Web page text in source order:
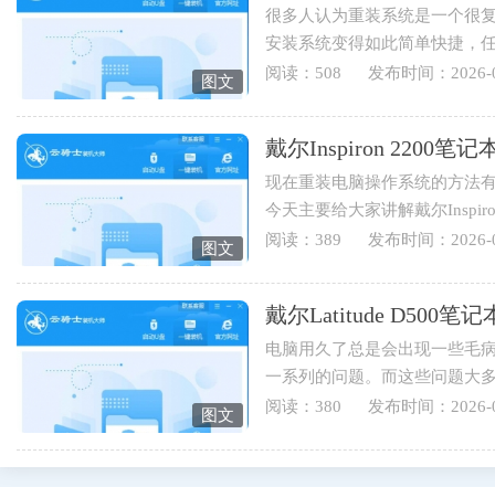
图文
很多人认为重装系统是一个很
安装系统变得如此简单快捷，
装系统，下面就为您讲解戴...
阅读：508 发布时间：2026-
图文
戴尔Inspiron 2200笔记
现在重装电脑操作系统的方法
今天主要给大家讲解戴尔
伴可以学起来哟。1.打开云骑
阅读：389 发布时间：2026-
图文
戴尔Latitude D500笔
电脑用久了总是会出现一些毛
一系列的问题。而这些问题大
于戴尔Latitude D500笔记本用...
阅读：380 发布时间：2026-